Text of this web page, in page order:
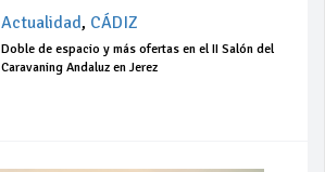
Actualidad, CÁDIZ
Doble de espacio y más ofertas en el II Salón del
Caravaning Andaluz en Jerez